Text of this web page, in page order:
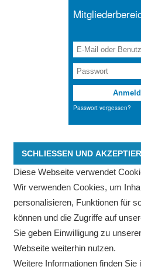
Diese Webseite verwendet
Wir verwenden Cookies, um
personalisieren, Funktionen für
können und die Zugriffe auf
Sie geben Einwilligung zu
Webseite weiterhin nutzen.
Weitere Informationen finden Sie